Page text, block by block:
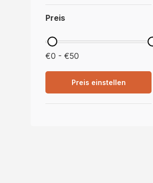
Preis
€0 - €50
Preis einstellen